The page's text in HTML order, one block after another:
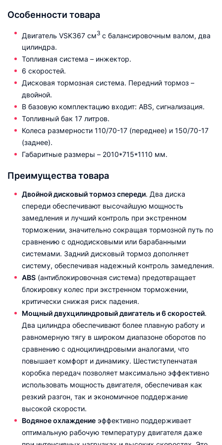
Особенности товара
Двигатель VSK367 см3 с балансировочным валом, два
цилиндра.
Топливная система – инжектор.
6 скоростей.
Дисковая тормозная система. Передний тормоз –
двойной.
В базовую комплектацию входит: ABS, сигнализация.
Топливный бак 17 литров.
Колеса размерности 110/70-17 (переднее) и 150/70-17
(заднее).
Габаритные размеры – 2010*715*1110 мм.
Преимущества товара
Двойной дисковый тормоз спереди. Два диска
спереди обеспечивают высочайшую мощность
замедления и лучший контроль при экстренном
торможении, значительно сокращая тормозной путь по
сравнению с однодисковыми или барабанными
системами. Задний дисковый тормоз дополняет
систему, обеспечивая надежный контроль замедления.
ABS (антиблокировочная система) предотвращает
блокировку колес при экстренном торможении,
критически снижая риск падения.
Мощный двухцилиндровый двигатель и 6 скоростей.
Два цилиндра обеспечивают более плавную работу и
равномерную тягу в широком диапазоне оборотов по
сравнению с одноцилиндровыми аналогами, что
повышает комфорт и динамику. Шестиступенчатая
коробка передач позволяет максимально эффективно
использовать мощность двигателя, обеспечивая как
резкий разгон, так и экономичное поддержание
высокой скорости.
Водяное охлаждение эффективно поддерживает
оптимальную рабочую температуру двигателя даже